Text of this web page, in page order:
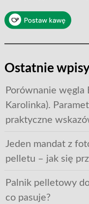
Ostatnie
Porównanie węgla
Karolinka).
praktyczne
Jeden mandat z
pelletu – jak się
Palnik pelletowy
co pasuje?